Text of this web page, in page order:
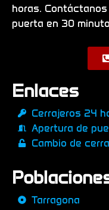
horas.
puerta en 30
Enlaces
Cerrajeros 24
Apertura de
Cambio de
Tarragona